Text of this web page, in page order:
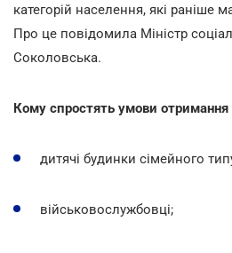
категорій населення, які раніше
Про це повідомила Міністр
Соколовська.
Кому спростять умови отримання
дитячі будинки сімейного
військовослужбовці;